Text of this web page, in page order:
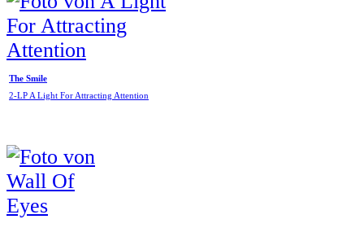
The Smile
2-LP A Light For Attracting Attention